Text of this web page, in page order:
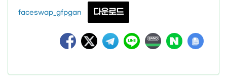
faceswap_gfpgan 다운로드